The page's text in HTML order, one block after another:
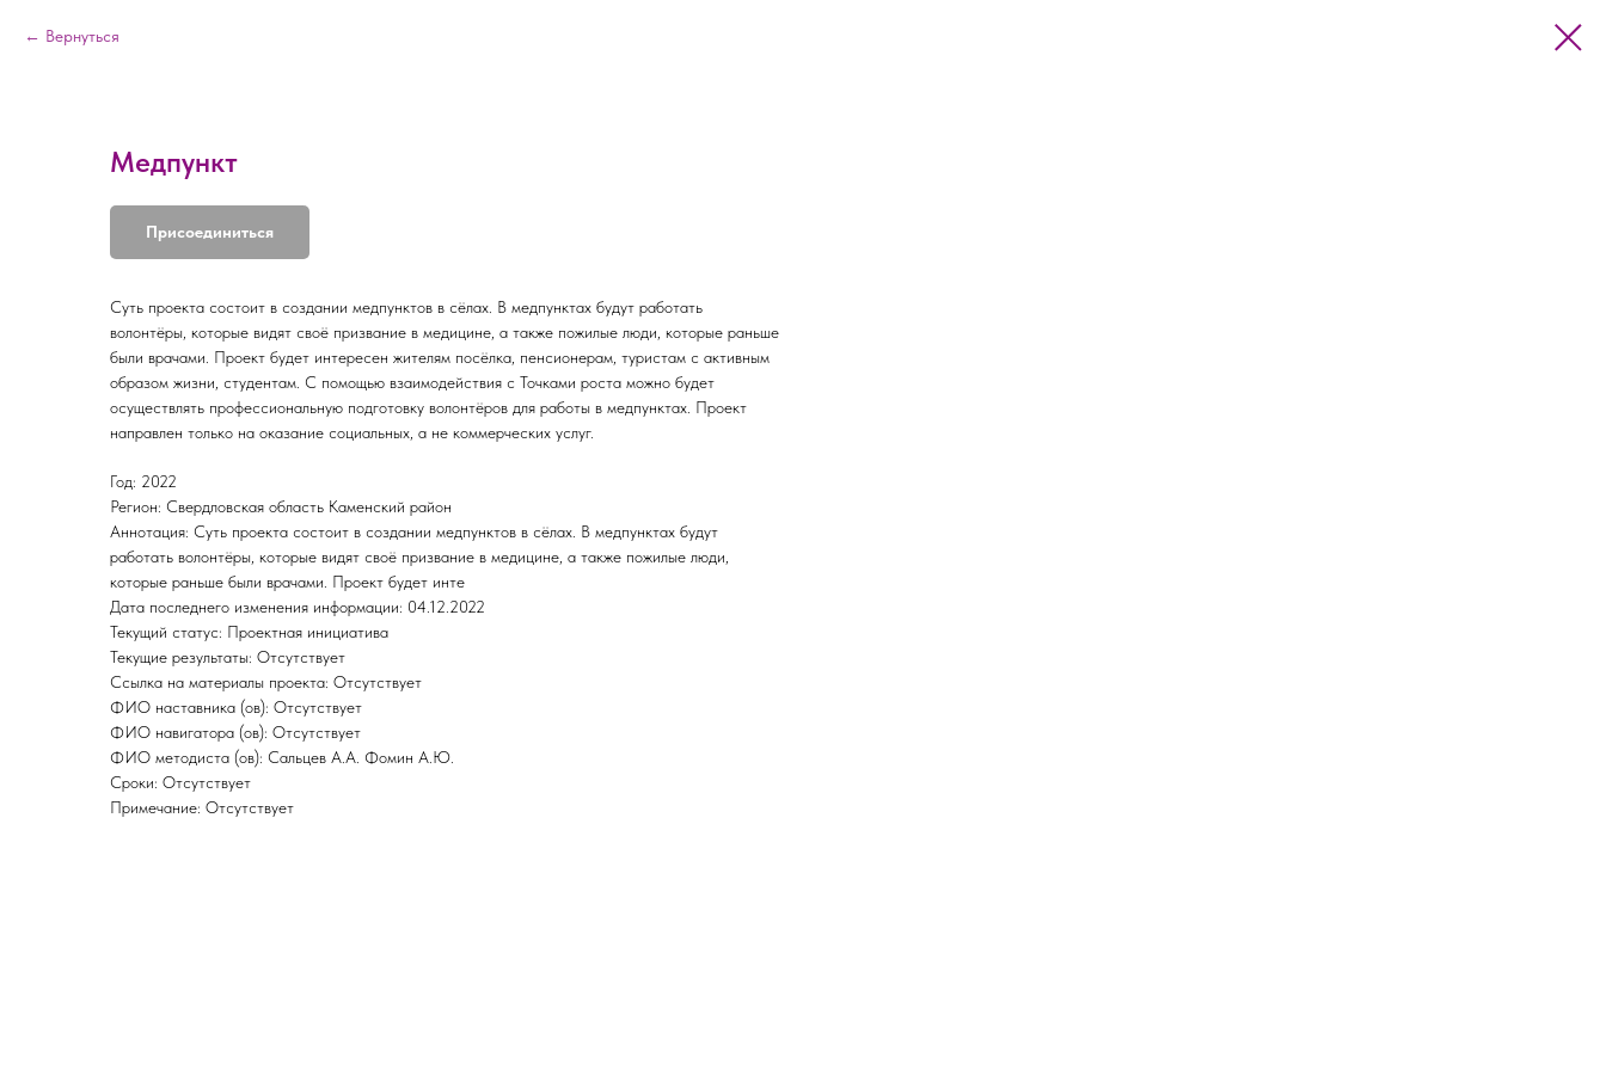
Вернуться
Медпункт
Присоединиться
Суть проекта состоит в создании медпунктов в сёлах. В медпунктах будут работать
волонтёры, которые видят своё призвание в медицине, а также пожилые люди, которые раньше
были врачами. Проект будет интересен жителям посёлка, пенсионерам, туристам с активным
образом жизни, студентам. С помощью взаимодействия с Точками роста можно будет
осуществлять профессиональную подготовку волонтёров для работы в медпунктах. Проект
направлен только на оказание социальных, а не коммерческих услуг.
Год: 2022
Регион: Свердловская область Каменский район
Аннотация: Суть проекта состоит в создании медпунктов в сёлах. В медпунктах будут
работать волонтёры, которые видят своё призвание в медицине, а также пожилые люди,
которые раньше были врачами. Проект будет инте
Дата последнего изменения информации: 04.12.2022
Текущий статус: Проектная инициатива
Текущие результаты: Отсутствует
Ссылка на материалы проекта: Отсутствует
ФИО наставника (ов): Отсутствует
ФИО навигатора (ов): Отсутствует
ФИО методиста (ов): Сальцев А.А. Фомин А.Ю.
Сроки: Отсутствует
Примечание: Отсутствует